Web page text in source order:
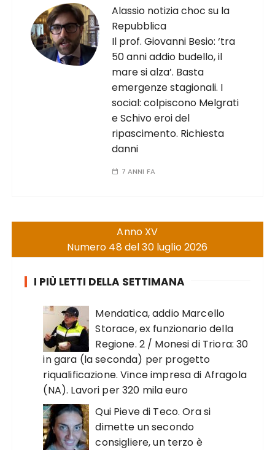
Alassio notizia choc su la
Repubblica
Il prof. Giovanni Besio: ‘tra
50 anni addio budello, il
mare si alza’. Basta
emergenze stagionali. I
social: colpiscono Melgrati
e Schivo eroi del
ripascimento. Richiesta
danni
7 ANNI FA
Anno XV
Numero 48 del 30 luglio 2026
I PIÙ LETTI DELLA SETTIMANA
Mendatica, addio Marcello
Storace, ex funzionario della
Regione. 2 / Monesi di Triora: 30
in gara (la seconda) per progetto
riqualificazione. Vince impresa di Afragola
(NA). Lavori per 320 mila euro
Qui Pieve di Teco. Ora si
dimette un secondo
consigliere, un terzo è